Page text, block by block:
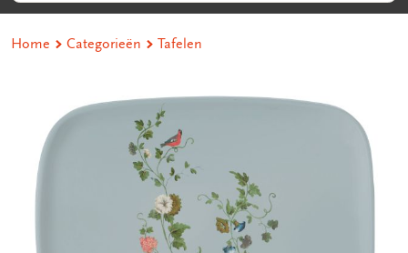
Home Categorieën Tafelen